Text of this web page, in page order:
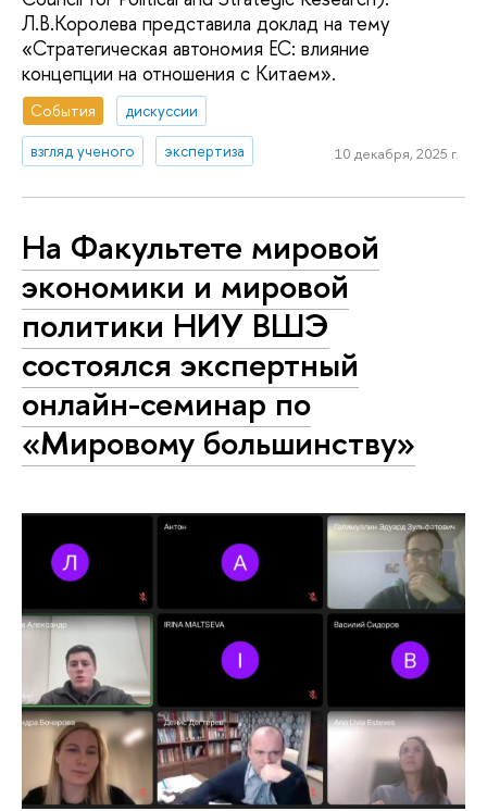
Л.В.Королева представила доклад на тему
«Стратегическая автономия ЕС: влияние
концепции на отношения с Китаем».
События
дискуссии
взгляд ученого
экспертиза 10 декабря, 2025 г.
На Факультете мировой
экономики и мировой
политики НИУ ВШЭ
состоялся экспертный
онлайн-семинар по
«Мировому большинству»